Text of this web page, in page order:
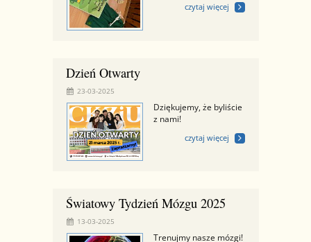
czytaj więcej
Dzień Otwarty
23-03-2025
Dziękujemy, że byliście
z nami!
czytaj więcej
Światowy Tydzień Mózgu 2025
13-03-2025
Trenujmy nasze mózgi!